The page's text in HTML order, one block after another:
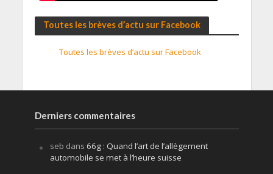
Toutes les brèves d’actu sur Facebook
Toutes les brèves d’actu sur Facebook
Derniers commentaires
seb dans 66g : Quand l’art de l’allègement
automobile se met à l’heure suisse